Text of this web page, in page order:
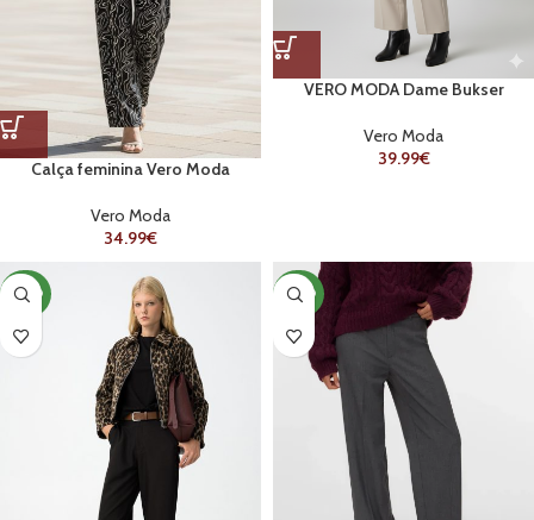
Calça feminina Vero Moda
Vero Moda
34.99€
VERO MODA Dame Bukser
Vero Moda
39.99€
NOVO NOVO